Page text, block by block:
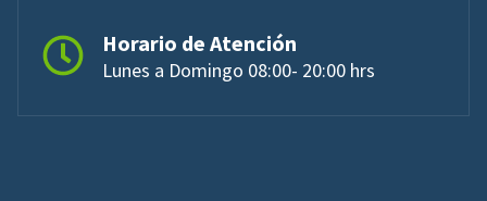
Horario de Atención
Lunes a Domingo 08:00- 20:00 hrs